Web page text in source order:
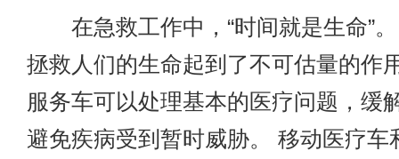
在急救工作中，“时间就是生命”。
拯救人们的生命起到了不可估量的作
服务车可以处理基本的医疗问题，缓
避免疾病受到暂时威胁。 移动医疗车